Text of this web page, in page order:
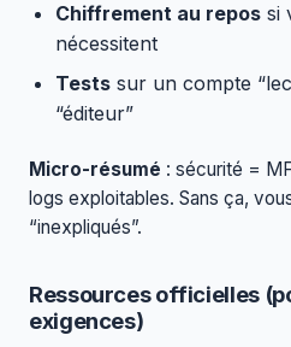
Chiffrement au repossi
nécessitent
Testssur un compte
“éditeur”
Micro-résumé : sécurité =
logs exploitables. Sans ça,
“inexpliqués”.
Ressources officielles
exigences)